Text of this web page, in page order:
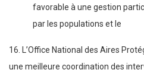
favorable à une gestion
par les populations et le
16. L’Office National des Aires
une meilleure coordination des